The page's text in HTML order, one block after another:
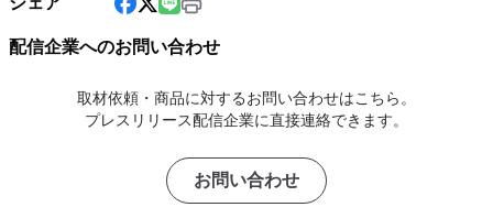
配信企業へのお問い合わせ
取材依頼・商品に対するお問い合わせはこちら。
プレスリリース配信企業に直接連絡できます。
お問い合わせ